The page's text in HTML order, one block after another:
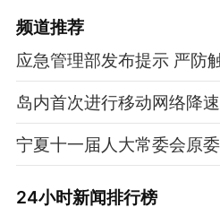
频道推荐
应急管理部发布提示 严防
岛内首次进行移动网络降
宁夏十一届人大常委会原
24小时新闻排行榜